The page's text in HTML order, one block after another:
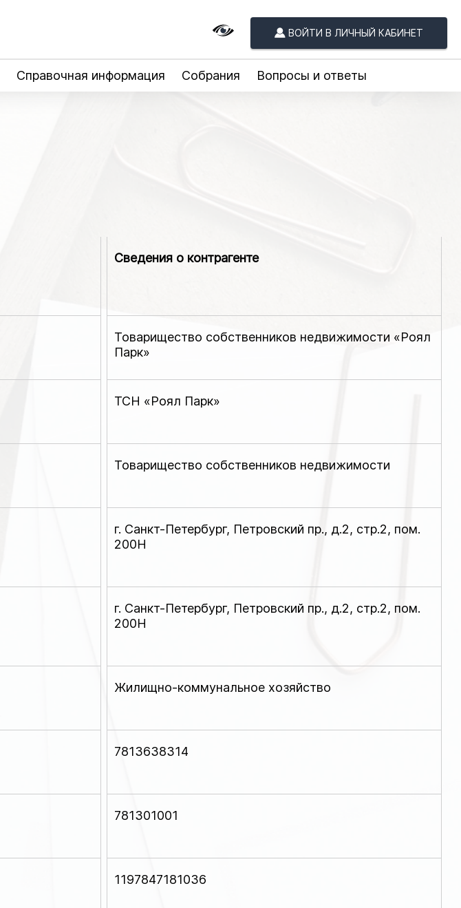
ВОЙТИ В ЛИЧНЫЙ КАБИНЕТ
Справочная информация Собрания Вопросы и ответы
Сведения о контрагенте
Товарищество собственников недвижимости «Роял
Парк»
ТСН «Роял Парк»
Товарищество собственников недвижимости
г. Санкт-Петербург, Петровский пр., д.2, стр.2, пом.
200Н
г. Санкт-Петербург, Петровский пр., д.2, стр.2, пом.
200Н
Жилищно-коммунальное хозяйство
7813638314
781301001
1197847181036